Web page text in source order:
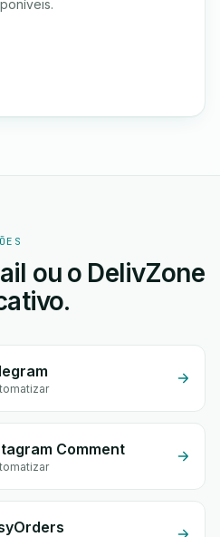
ou o DelivZone
Comment